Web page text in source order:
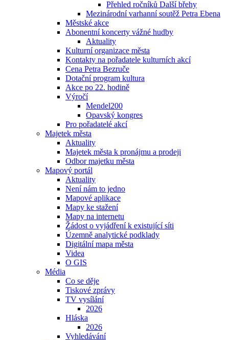
Přehled ročníků Další břehy
Mezinárodní varhanní soutěž Petra Ebena
Městské akce
Abonentní koncerty vážné hudby
Aktuality
Kulturní organizace města
Kontakty na pořadatele kulturních akcí
Cena Petra Bezruče
Dotační program kultura
Akce po 22. hodině
Výročí
Mendel200
Opavský kongres
Pro pořadatelé akcí
Majetek města
Aktuality
Majetek města k pronájmu a prodeji
Odbor majetku města
Mapový portál
Aktuality
Není nám to jedno
Mapové aplikace
Mapy ke stažení
Mapy na internetu
Žádost o vyjádření k existující síti
Územně analytické podklady
Digitální mapa města
Videa
O GIS
Média
Co se děje
Tiskové zprávy
TV vysílání
2026
Hláska
2026
Vyhledávání